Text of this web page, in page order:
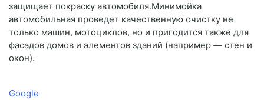
защищает покраску автомобиля.Минимойка
автомобильная проведет качественную очистку не
только машин, мотоциклов, но и пригодится также для
фасадов домов и элементов зданий (например — стен и
окон).
Google